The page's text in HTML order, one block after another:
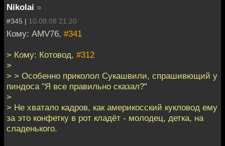
Nikolai »
#345 | 10.08.08 21:20
Кому: AMV76, #341
> Кому: Котовод, #312
>
> > Особенно приколол Сукашвили, спрашивющий у
пиндоса "Я все правильно сказал?"
>
> Не хватало кадров, как америкосский кукловод ему
за это конфетку в рот кладёт - молодец, детка, на
сладенького.